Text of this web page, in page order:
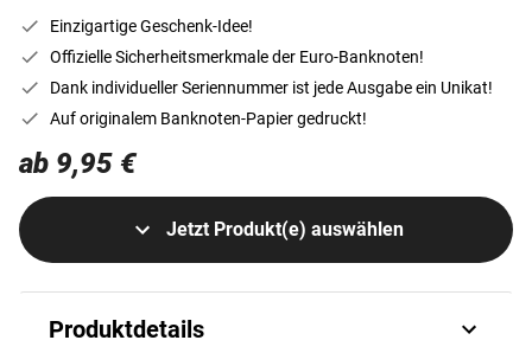
Einzigartige Geschenk-Idee!
Offizielle Sicherheitsmerkmale der Euro-Banknoten!
Dank individueller Seriennummer ist jede Ausgabe ein Unikat!
Auf originalem Banknoten-Papier gedruckt!
ab 9,95 €
Jetzt Produkt(e) auswählen
Produktdetails